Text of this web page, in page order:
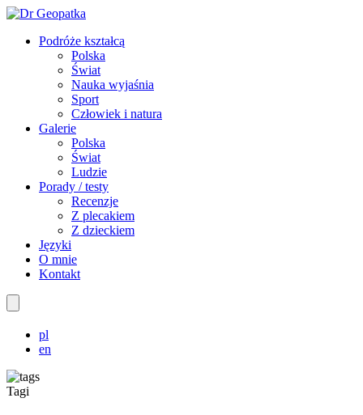
Podróże kształcą
Polska
Świat
Nauka wyjaśnia
Sport
Człowiek i natura
Galerie
Polska
Świat
Ludzie
Porady / testy
Recenzje
Z plecakiem
Z dzieckiem
Języki
O mnie
Kontakt
pl
en
Tagi